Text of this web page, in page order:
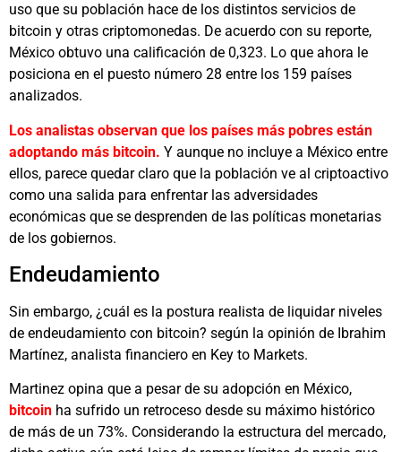
uso que su población hace de los distintos servicios de
bitcoin y otras criptomonedas. De acuerdo con su reporte,
México obtuvo una calificación de 0,323. Lo que ahora le
posiciona en el puesto número 28 entre los 159 países
analizados.
Los analistas observan que los países más pobres están
adoptando más bitcoin. Y aunque no incluye a México entre
ellos, parece quedar claro que la población ve al criptoactivo
como una salida para enfrentar las adversidades
económicas que se desprenden de las políticas monetarias
de los gobiernos.
Endeudamiento
Sin embargo, ¿cuál es la postura realista de liquidar niveles
de endeudamiento con bitcoin? según la opinión de Ibrahim
Martínez, analista financiero en Key to Markets.
Martinez opina que a pesar de su adopción en México,
bitcoin ha sufrido un retroceso desde su máximo histórico
de más de un 73%. Considerando la estructura del mercado,